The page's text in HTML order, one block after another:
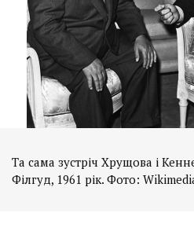
Та сама зустріч Хрущова і
Філгуд, 1961 рік. Фото: